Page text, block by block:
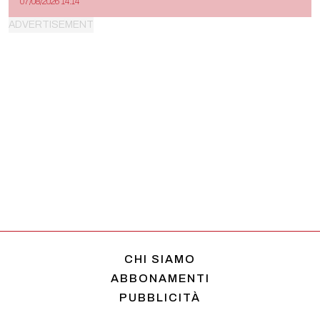
CHI SIAMO
ABBONAMENTI
PUBBLICITÀ